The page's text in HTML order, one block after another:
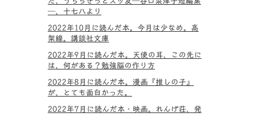
―、十七八より
2022年10月に読んだ本。今月は少なめ。高
架線。講談社文庫
2022年9月に読んだ本。天使の耳、この先に
は、何がある？勉強脳の作り方
2022年8月に読んだ本。漫画『推しの子』
が、とても面白かった。
2022年7月に読んだ本・映画。れんげ荘、発